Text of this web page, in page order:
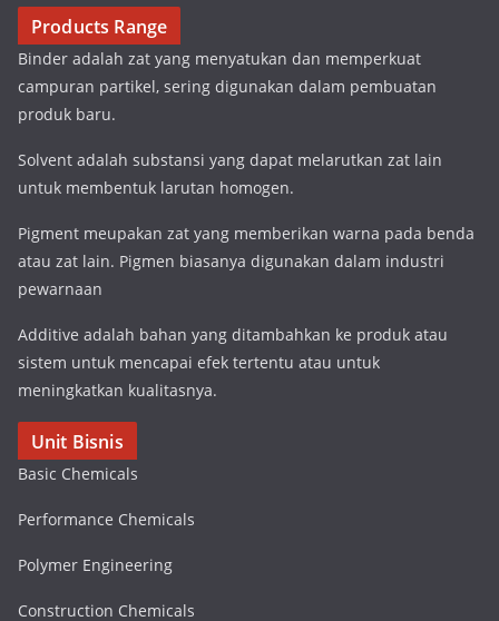
Products Range
Binder adalah zat yang menyatukan dan memperkuat
campuran partikel, sering digunakan dalam pembuatan
produk baru.
Solvent adalah substansi yang dapat melarutkan zat lain
untuk membentuk larutan homogen.
Pigment meupakan zat yang memberikan warna pada benda
atau zat lain. Pigmen biasanya digunakan dalam industri
pewarnaan
Additive adalah bahan yang ditambahkan ke produk atau
sistem untuk mencapai efek tertentu atau untuk
meningkatkan kualitasnya.
Unit Bisnis
Basic Chemicals
Performance Chemicals
Polymer Engineering
Construction Chemicals